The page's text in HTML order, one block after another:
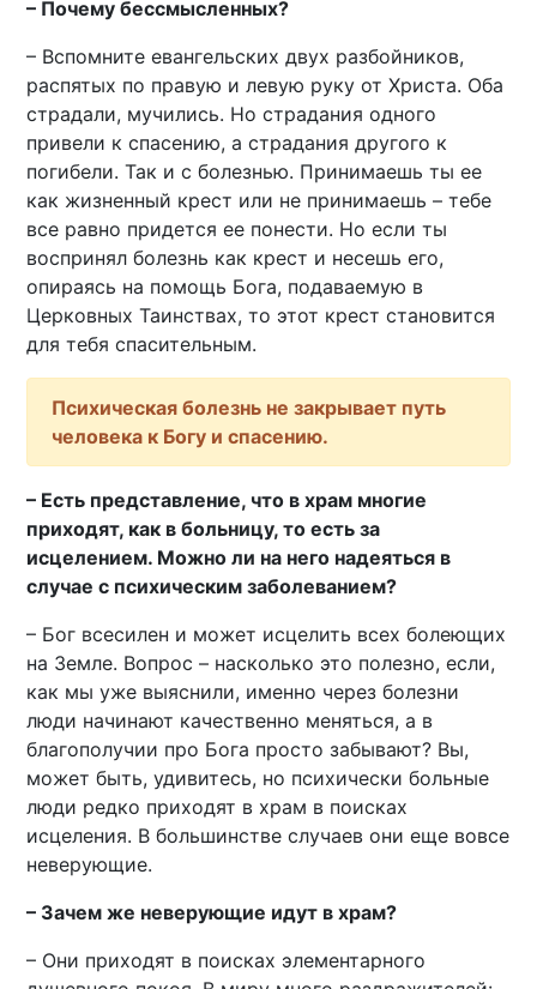
– Почему бессмысленных?
– Вспомните евангельских двух разбойников,
распятых по правую и левую руку от Христа. Оба
страдали, мучились. Но страдания одного
привели к спасению, а страдания другого к
погибели. Так и с болезнью. Принимаешь ты ее
как жизненный крест или не принимаешь – тебе
все равно придется ее понести. Но если ты
воспринял болезнь как крест и несешь его,
опираясь на помощь Бога, подаваемую в
Церковных Таинствах, то этот крест становится
для тебя спасительным.
Психическая болезнь не закрывает путь
человека к Богу и спасению.
– Есть представление, что в храм многие
приходят, как в больницу, то есть за
исцелением. Можно ли на него надеяться в
случае с психическим заболеванием?
– Бог всесилен и может исцелить всех болеющих
на Земле. Вопрос – насколько это полезно, если,
как мы уже выяснили, именно через болезни
люди начинают качественно меняться, а в
благополучии про Бога просто забывают? Вы,
может быть, удивитесь, но психически больные
люди редко приходят в храм в поисках
исцеления. В большинстве случаев они еще вовсе
неверующие.
– Зачем же неверующие идут в храм?
– Они приходят в поисках элементарного